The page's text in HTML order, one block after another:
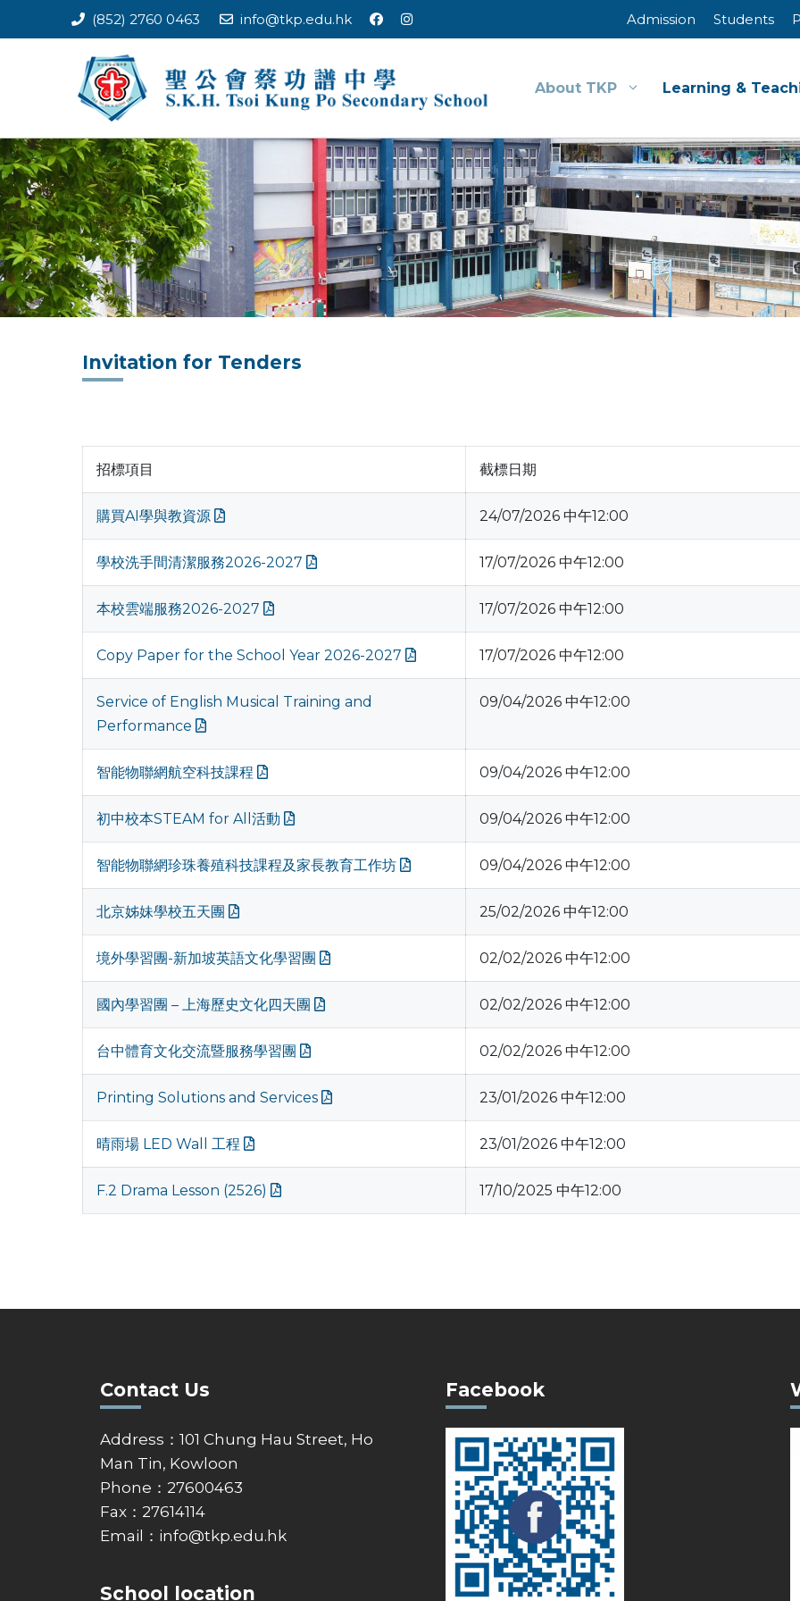
to
(852) 2760 0463 info@tkp.edu.hk Admission Students
About TKP Learning &
Invitation for Tenders
招標項目 截標日期
購買AI學與教資源 24/07/2026 中午12:00
學校洗手間清潔服務2026-2027 17/07/2026 中午12:00
本校雲端服務2026-2027 17/07/2026 中午12:00
Copy Paper for the School Year 2026-2027 17/07/2026 中午12:00
Service of English Musical Training and
Performance
09/04/2026 中午12:00
智能物聯網航空科技課程 09/04/2026 中午12:00
初中校本STEAM for All活動 09/04/2026 中午12:00
智能物聯網珍珠養殖科技課程及家長教育工作坊 09/04/2026 中午12:00
北京姊妹學校五天團 25/02/2026 中午12:00
境外學習團-新加坡英語文化學習團 02/02/2026 中午12:00
國內學習團 – 上海歷史文化四天團 02/02/2026 中午12:00
台中體育文化交流暨服務學習團 02/02/2026 中午12:00
Printing Solutions and Services 23/01/2026 中午12:00
晴雨場 LED Wall 工程 23/01/2026 中午12:00
F.2 Drama Lesson (2526) 17/10/2025 中午12:00
Contact Us
Address：101 Chung Hau Street, Ho
Man Tin, Kowloon
Phone：27600463
Fax：27614114
Email： info@tkp.edu.hk
School location
Facebook